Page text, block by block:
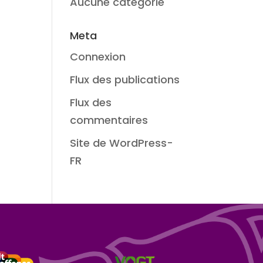
Meta
Connexion
Flux des publications
Flux des
commentaires
Site de WordPress-
FR